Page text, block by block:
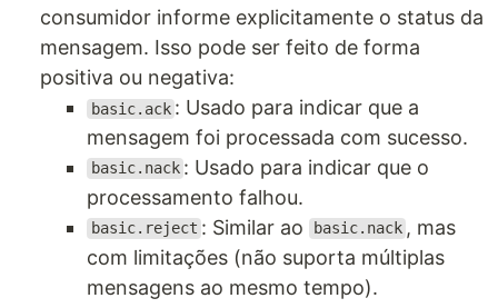
consumidor informe explicitamente o status da
mensagem. Isso pode ser feito de forma
positiva ou negativa:
basic.ack : Usado para indicar que a
mensagem foi processada com sucesso.
basic.nack : Usado para indicar que o
processamento falhou.
basic.reject : Similar ao basic.nack , mas
com limitações (não suporta múltiplas
mensagens ao mesmo tempo).